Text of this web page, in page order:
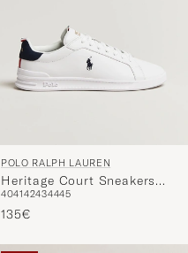
POLO RALPH LAUREN
Heritage Court Sneakers
White/Navy/Red
404142434445
135€